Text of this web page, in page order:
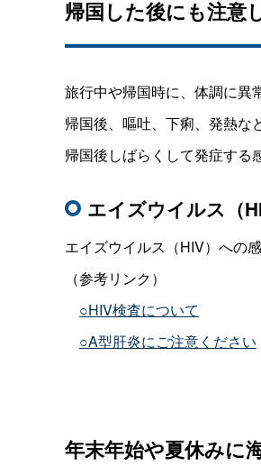
帰国した後にも注意
旅行中や帰国時に、体調に異
帰国後、嘔吐、下痢、発熱な
帰国後しばらくして発症する
エイズウイルス（
エイズウイルス（HIV）への
（参考リンク）
○HIV検査について
○A型肝炎にご注意ください
年末年始や夏休みに